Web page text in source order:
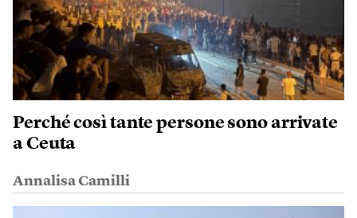
Perché così tante persone sono arrivate
a Ceuta
Annalisa Camilli